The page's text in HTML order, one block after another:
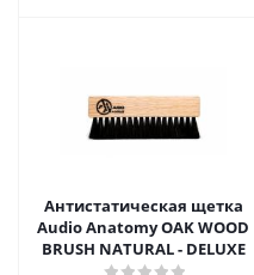
Антистатическая щетка
Audio Anatomy OAK WOOD
BRUSH NATURAL - DELUXE